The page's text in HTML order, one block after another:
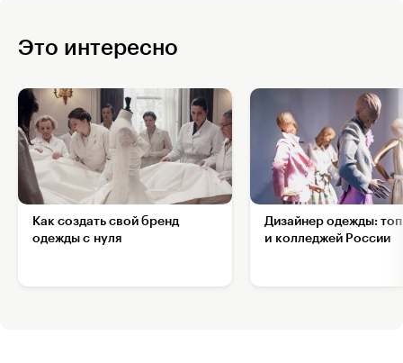
Это интересно
Как создать свой бренд
одежды с нуля
Дизайнер одежды:
и колледжей России